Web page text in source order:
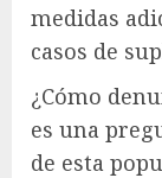
medidas
casos de
¿Cómo
es una
de esta